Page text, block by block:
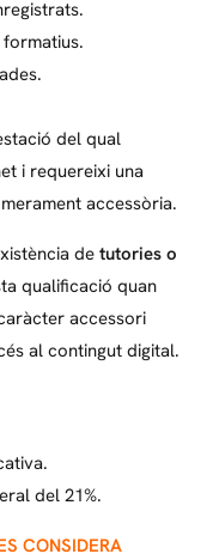
del qual
i requereixi una
accessòria.
detutories o
qualificació quan
accessori
al contingut digital.
del 21%.
CONSIDERA